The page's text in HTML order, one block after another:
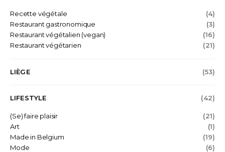
Recette végétale
(4)
Restaurant gastronomique
(3)
Restaurant végétalien (vegan)
(16)
Restaurant végétarien
(21)
LIÈGE (53)
LIFESTYLE (42)
(Se) faire plaisir
(21)
Art
(1)
Made in Belgium
(19)
Mode
(6)